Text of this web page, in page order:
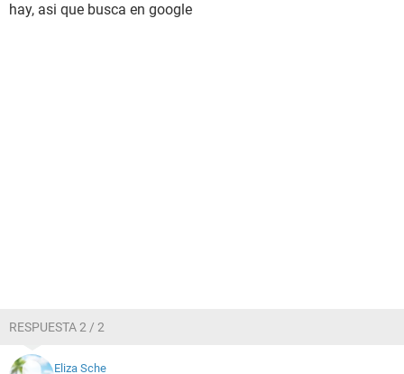
hay, asi que busca en google
RESPUESTA 2 / 2
Eliza Sche